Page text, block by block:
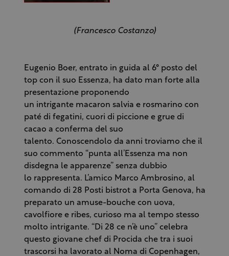
(Francesco Costanzo)
Eugenio Boer, entrato in guida al 6° posto del
top con il suo Essenza, ha dato man forte alla
presentazione proponendo
un intrigante macaron salvia e rosmarino con
paté di fegatini, cuori di piccione e grue di
cacao a conferma del suo
talento. Conoscendolo da anni troviamo che il
suo commento “punta all’Essenza ma non
disdegna le apparenze” senza dubbio
lo rappresenta. L’amico Marco Ambrosino, al
comando di 28 Posti bistrot a Porta Genova, ha
preparato un amuse-bouche con uova,
cavolfiore e ribes, curioso ma al tempo stesso
molto intrigante. “Di 28 ce n’è uno” celebra
questo giovane chef di Procida che tra i suoi
trascorsi ha lavorato al Noma di Copenhagen,